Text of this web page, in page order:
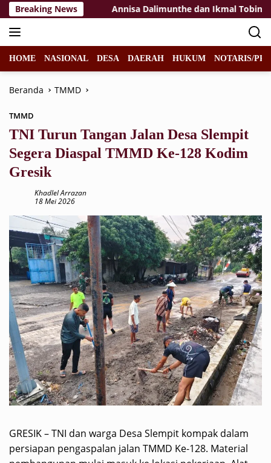
Langsung
ke
konten
Breaking News
Tuban Annisa Dalimunthe dan Ikmal Tobing
HOME NASIONAL DESA DAERAH HUKUM NOTARIS/
Beranda TMMD
TMMD
TNI Turun Tangan Jalan Desa Slempit
Segera Diaspal TMMD Ke-128 Kodim
Gresik
Khadlel Arrazan
18 Mei 2026
GRESIK – TNI dan warga Desa Slempit kompak dalam
persiapan pengaspalan jalan TMMD Ke-128. Material